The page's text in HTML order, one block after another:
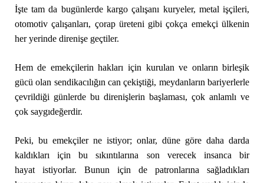
İşte tam da bugünlerde kargo çalışanı kuryeler, metal işçileri,
otomotiv çalışanları, çorap üreteni gibi çokça emekçi ülkenin
her yerinde direnişe geçtiler.
Hem de emekçilerin hakları için kurulan ve onların birleşik
gücü olan sendikacılığın can çekiştiği, meydanların bariyerlerle
çevrildiği günlerde bu direnişlerin başlaması, çok anlamlı ve
çok saygıdeğerdir.
Peki, bu emekçiler ne istiyor; onlar, düne göre daha darda
kaldıkları için bu sıkıntılarına son verecek insanca bir
hayat istiyorlar. Bunun için de patronlarına sağladıkları